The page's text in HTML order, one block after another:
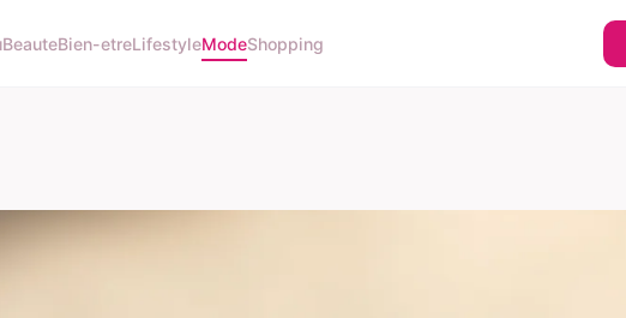
BeauteBien-etreLifestyleModeShopping